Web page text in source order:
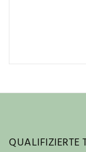
QUALIFIZIERTE